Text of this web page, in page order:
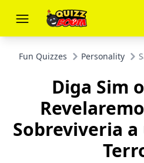
Fun Quizzes Personality
Diga Sim
Sobreviveria